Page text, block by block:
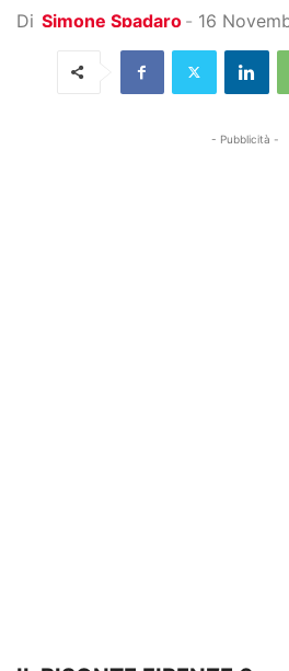
Di Simone Spadaro - 16
- Pubblicità -